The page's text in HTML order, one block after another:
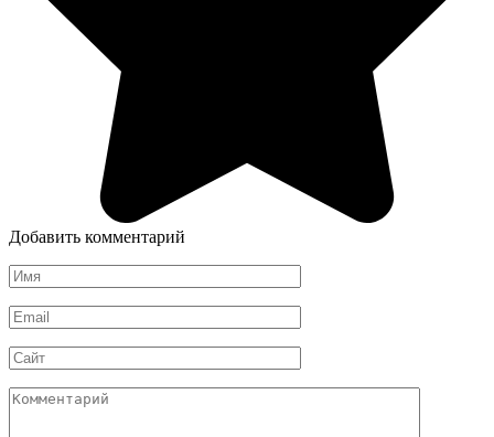
Добавить комментарий
Имя
*
Email
*
Сайт
Комментарий